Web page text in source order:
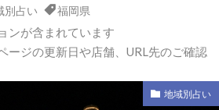
別占い 福岡県
ンが含まれています
ージの更新日や店舗、URL先のご確認
地域別占い